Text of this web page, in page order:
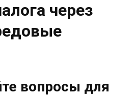
через
вопросы для